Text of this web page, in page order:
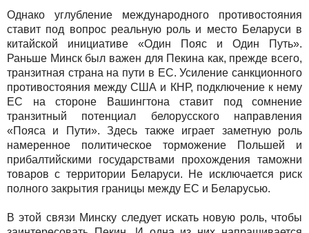
Однако углубление международного противостояния
ставит под вопрос реальную роль и место Беларуси в
китайской инициативе «Один Пояс и Один Путь».
Раньше Минск был важен для Пекина как, прежде всего,
транзитная страна на пути в ЕС. Усиление санкционного
противостояния между США и КНР, подключение к нему
ЕС на стороне Вашингтона ставит под сомнение
транзитный потенциал белорусского направления
«Пояса и Пути». Здесь также играет заметную роль
намеренное политическое торможение Польшей и
прибалтийскими государствами прохождения таможни
товаров с территории Беларуси. Не исключается риск
полного закрытия границы между ЕС и Беларусью.
В этой связи Минску следует искать новую роль, чтобы